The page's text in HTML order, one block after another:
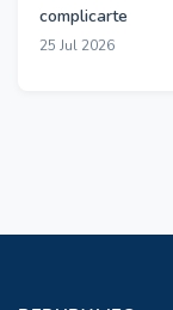
complicarte
25 Jul 2026